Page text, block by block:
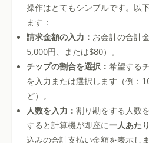
操作はとてもシンプルです。以
ます：
請求金額の入力： お会計の合計
5,000円、または$80）。
チップの割合を選択： 希望する
を入力または選択します（例：
ど）。
人数を入力： 割り勘をする人数
すると計算機が即座に一人あた
込みの合計支払い金額を表示し